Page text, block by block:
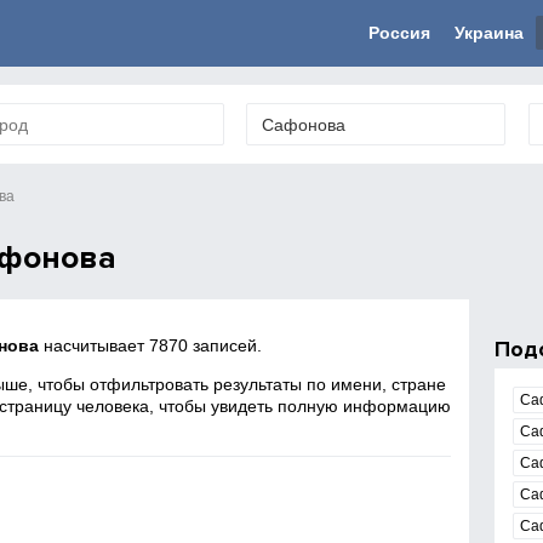
Россия Украина
насчитывает 7870 записей.
чтобы отфильтровать результаты по имени, стране
человека, чтобы увидеть полную информацию